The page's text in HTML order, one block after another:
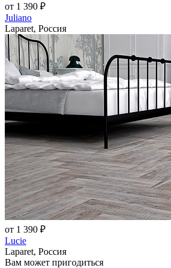
от 1 390 ₽
Juliano
Laparet, Россия
от 1 390 ₽
Lucie
Laparet, Россия
Вам может пригодиться